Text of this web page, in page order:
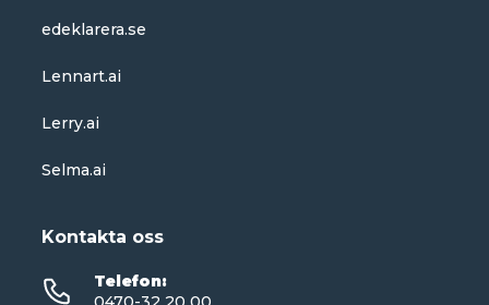
edeklarera.se
Lennart.ai
Lerry.ai
Selma.ai
Kontakta oss
Telefon: